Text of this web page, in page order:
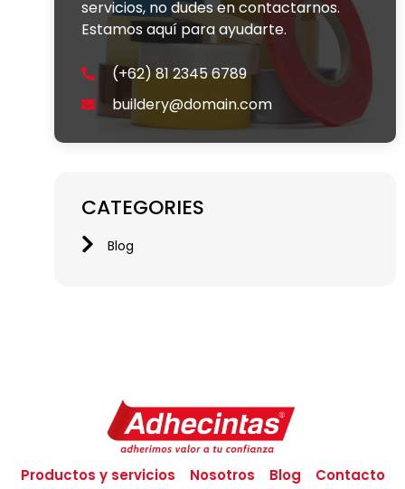
servicios, no dudes en contactarnos.
Estamos aquí para ayudarte.
(+62) 81 2345 6789
buildery@domain.com
CATEGORIES
Blog
Productos y servicios Nosotros Blog Contacto